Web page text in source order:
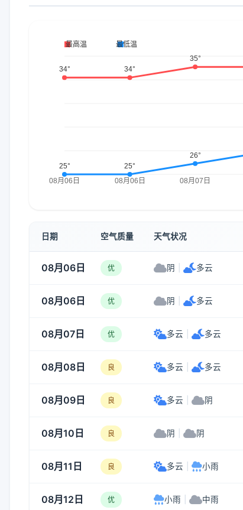
日期 空气质量 天气状况
08月06日 优 阴 多云
08月06日 优 阴 多云
08月07日 优 多云 多云
08月08日 良 多云 多云
08月09日 良 多云 阴
08月10日 良 阴 阴
08月11日 良 多云 小雨
08月12日 优 小雨 中雨